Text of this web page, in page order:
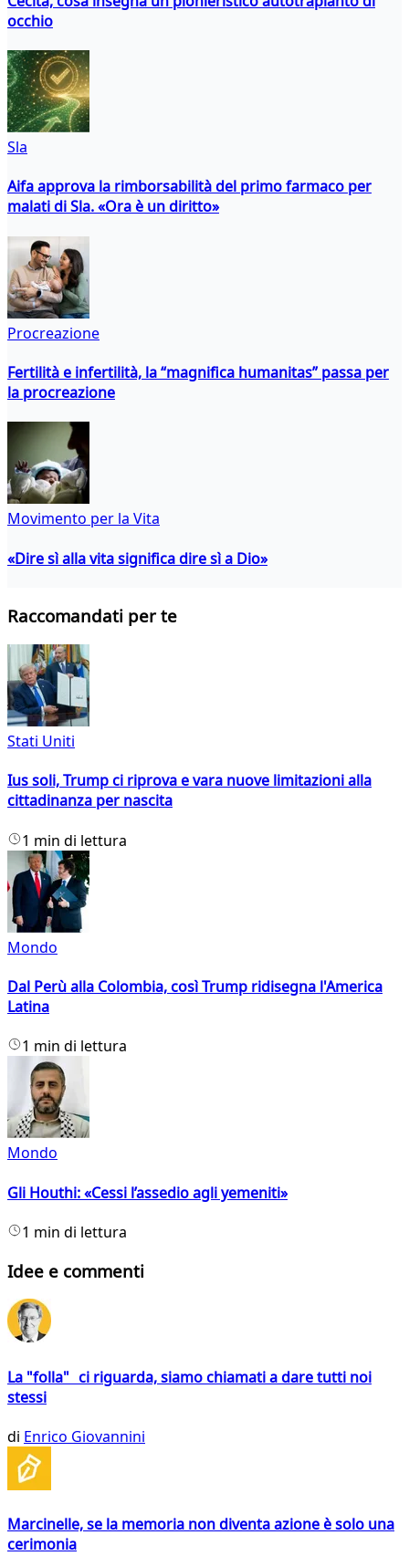
occhio
Sla
Aifa approva la rimborsabilità del primo farmaco per
malati di Sla. «Ora è un diritto»
Procreazione
Fertilità e infertilità, la “magnifica humanitas” passa per
la procreazione
Movimento per la Vita
«Dire sì alla vita significa dire sì a Dio»
Raccomandati per te
Stati Uniti
Ius soli, Trump ci riprova e vara nuove limitazioni alla
cittadinanza per nascita
1 min di lettura
Mondo
Dal Perù alla Colombia, così Trump ridisegna l'America
Latina
1 min di lettura
Mondo
Gli Houthi: «Cessi l’assedio agli yemeniti»
1 min di lettura
Idee e commenti
La "folla" ci riguarda, siamo chiamati a dare tutti noi
stessi
di Enrico Giovannini
Marcinelle, se la memoria non diventa azione è solo una
cerimonia